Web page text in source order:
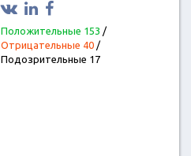
Положительные 153 /
Отрицательные 40/
Подозрительные 17